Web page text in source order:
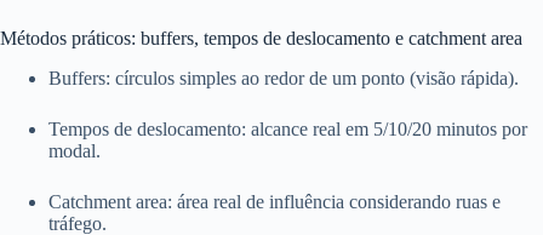
Métodos práticos: buffers, tempos de deslocamento e catchment area
Buffers: círculos simples ao redor de um ponto (visão rápida).
Tempos de deslocamento: alcance real em 5/10/20 minutos por
modal.
Catchment area: área real de influência considerando ruas e
tráfego.